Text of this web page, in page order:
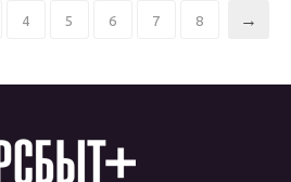
4 5 6 7 8